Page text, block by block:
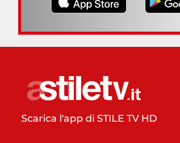
Scarica l'app di STILE TV HD